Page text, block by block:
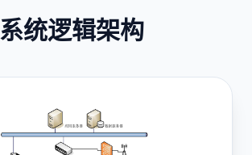
系统逻辑架构